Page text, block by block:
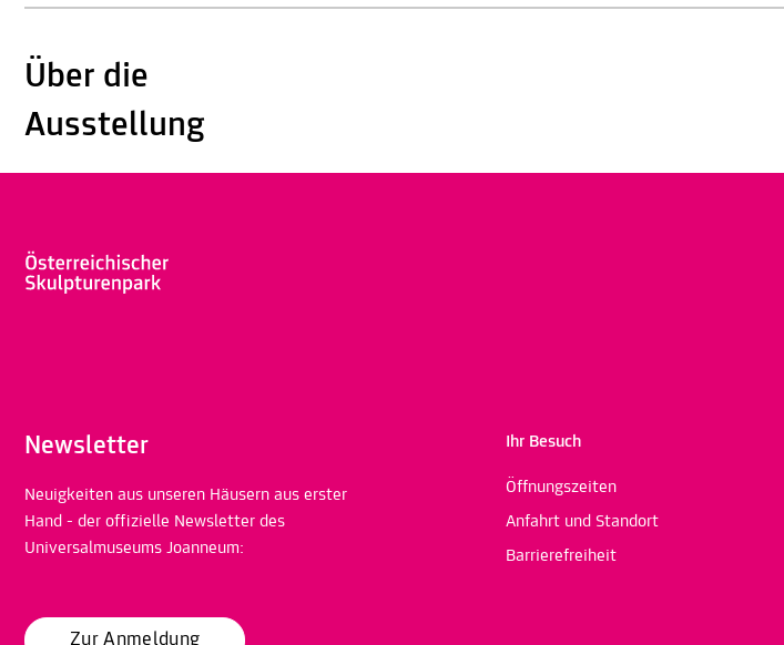
Über die
Ausstellung
Newsletter
Neuigkeiten aus unseren Häusern aus erster
Hand - der offizielle Newsletter des
Universalmuseums Joanneum:
Zur Anmeldung
Ihr Besuch
Öffnungszeiten
Anfahrt und Standort
Barrierefreiheit